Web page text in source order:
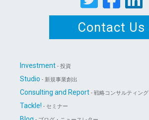
Contact Us
Investment - 投資
Studio - 新規事業創出
Consulting and Report - 戦略コンサルティング
Tackle! - セミナー